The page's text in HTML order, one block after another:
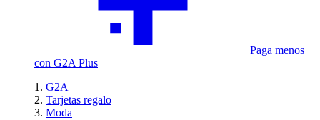
Paga menos
con G2A Plus
G2A
Tarjetas regalo
Moda